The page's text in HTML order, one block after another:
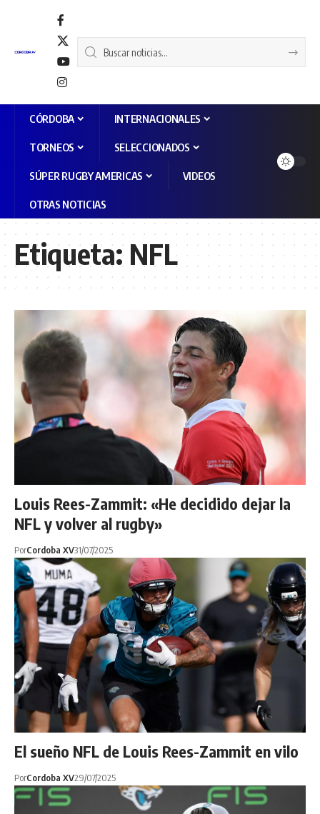
CÓRDOBA INTERNACIONALES
TORNEOS SELECCIONADOS
SÚPER RUGBY AMERICAS VIDEOS
OTRAS NOTICIAS
Etiqueta: NFL
Louis Rees-Zammit: «He decidido dejar la
NFL y volver al rugby»
PorCordoba XV31/07/2025
El sueño NFL de Louis Rees-Zammit en vilo
PorCordoba XV29/07/2025